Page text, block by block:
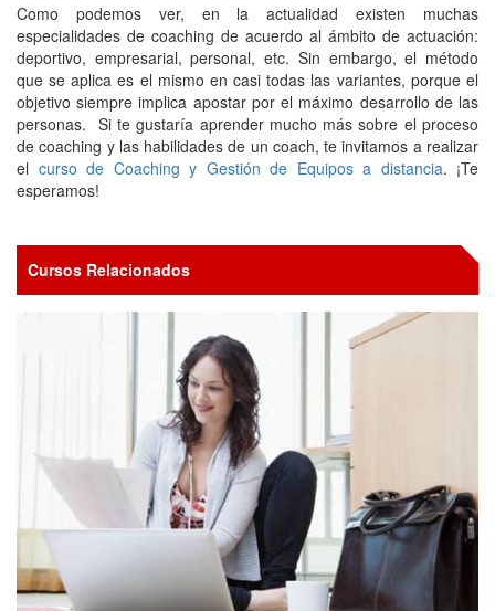
Como podemos ver, en la actualidad existen muchas
especialidades de coaching de acuerdo al ámbito de actuación:
deportivo, empresarial, personal, etc. Sin embargo, el método
que se aplica es el mismo en casi todas las variantes, porque el
objetivo siempre implica apostar por el máximo desarrollo de las
personas. Si te gustaría aprender mucho más sobre el proceso
de coaching y las habilidades de un coach, te invitamos a realizar
el curso de Coaching y Gestión de Equipos a distancia. ¡Te
esperamos!
Cursos Relacionados